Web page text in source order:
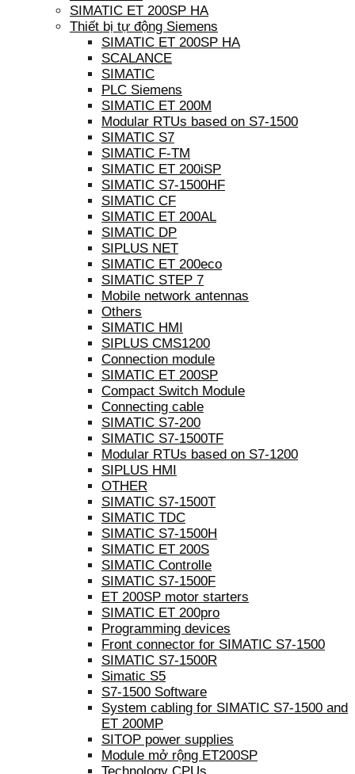
SIMATIC ET 200SP HA
Thiết bị tự động Siemens
SIMATIC ET 200SP HA
SCALANCE
SIMATIC
PLC Siemens
SIMATIC ET 200M
Modular RTUs based on S7-1500
SIMATIC S7
SIMATIC F-TM
SIMATIC ET 200iSP
SIMATIC S7-1500HF
SIMATIC CF
SIMATIC ET 200AL
SIMATIC DP
SIPLUS NET
SIMATIC ET 200eco
SIMATIC STEP 7
Mobile network antennas
Others
SIMATIC HMI
SIPLUS CMS1200
Connection module
SIMATIC ET 200SP
Compact Switch Module
Connecting cable
SIMATIC S7-200
SIMATIC S7-1500TF
Modular RTUs based on S7-1200
SIPLUS HMI
OTHER
SIMATIC S7-1500T
SIMATIC TDC
SIMATIC S7-1500H
SIMATIC ET 200S
SIMATIC Controlle
SIMATIC S7-1500F
ET 200SP motor starters
SIMATIC ET 200pro
Programming devices
Front connector for SIMATIC S7-1500
SIMATIC S7-1500R
Simatic S5
S7-1500 Software
System cabling for SIMATIC S7-1500 and
ET 200MP
SITOP power supplies
Module mở rộng ET200SP